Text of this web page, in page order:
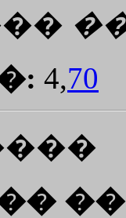
4,70